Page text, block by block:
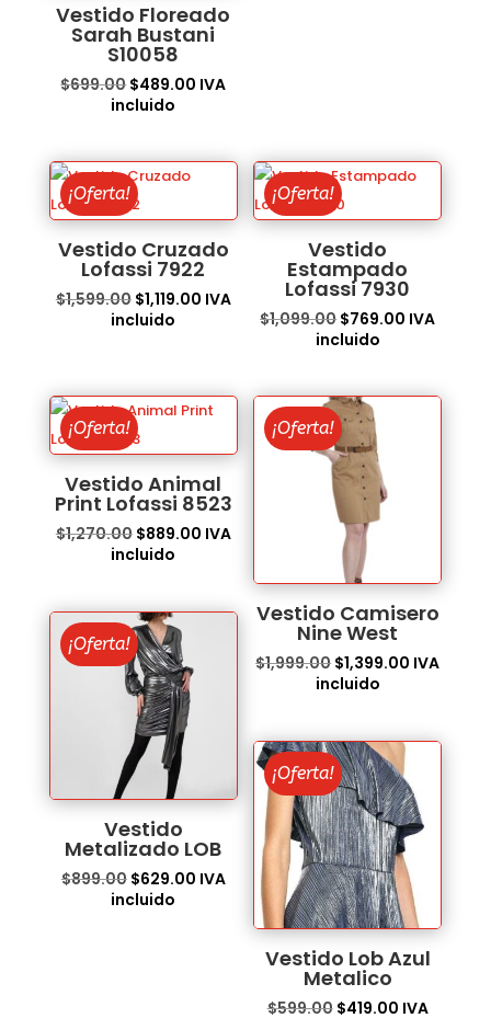
Vestido Floreado
Sarah Bustani
S10058
$699.00El
precio
$699.00.
$489.00 El
$489.00.
IVA
incluido
¡Oferta!
Vestido Cruzado
Lofassi 7922
$1,599.00 El
precio
$1,119.00ElIVA
incluido
¡Oferta!
Vestido
Estampado
Lofassi 7930
$1,099.00 El
precio
$1,099.00.
$769.00 El
$769.00.
IVA
incluido
¡Oferta!
Vestido Animal
Print Lofassi 8523
$1,270.00 El
precio
$1,270.00.
$889.00El
actual
$889.00.
IVA
incluido
¡Oferta!
Vestido Camisero
Nine West
$1,999.00 El
precio
$1,999.00.
$1,399.00 El
$1,399.00.
IVA
incluido
¡Oferta!
Vestido
Metalizado LOB
$899.00 El
precio
$629.00ElIVA
incluido
¡Oferta!
Vestido Lob Azul
Metalico
$599.00 El
$419.00ElIVA